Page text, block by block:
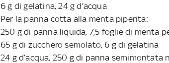
6 g di gelatina, 24 g d’acqua
Per la panna cotta alla menta piperita:
250 g di panna liquida, 7,5 foglie di menta
65 g di zucchero semolato, 6 g di gelatina
24 g d’acqua, 250 g di panna semimontata